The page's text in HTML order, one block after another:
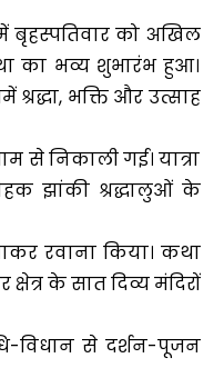
बृहस्पतिवार को अखिल
का भव्य शुभारंभ हुआ।
भक्ति और उत्साह
से निकाली गई। यात्रा
झांकी श्रद्धालुओं के
रवाना किया। कथा
के सात दिव्य मंदिरों
विधान से दर्शन-पूजन